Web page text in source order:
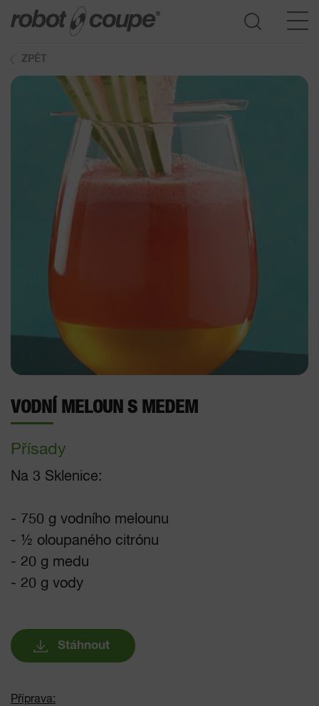
ZPĚT
VODNÍ MELOUN S MEDEM
Přísady
Na 3 Sklenice:
- 750 g vodního melounu
- ½ oloupaného citrónu
- 20 g medu
- 20 g vody
Stáhnout
Příprava:
Přístup do průvodce výběrem